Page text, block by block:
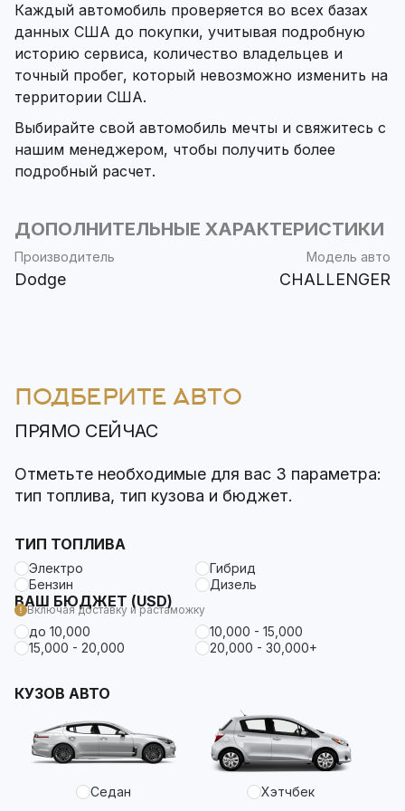
Каждый автомобиль проверяется во всех базах
данных США до покупки, учитывая подробную
историю сервиса, количество владельцев и
точный пробег, который невозможно изменить на
территории США.
Выбирайте свой автомобиль мечты и свяжитесь с
нашим менеджером, чтобы получить более
подробный расчет.
ДОПОЛНИТЕЛЬНЫЕ ХАРАКТЕРИСТИКИ
Производитель
Dodge
Модель авто
CHALLENGER
ПОДБЕРИТЕ АВТО
ПРЯМО СЕЙЧАС
Отметьте необходимые для вас 3 параметра:
тип топлива, тип кузова и бюджет.
ТИП ТОПЛИВА
Электро
Гибрид
Бензин
Дизель
ВАШ БЮДЖЕТ (USD)
Включая доставку и растаможку
до 10,000
10,000 - 15,000
15,000 - 20,000
20,000 - 30,000+
КУЗОВ АВТО
Седан Хэтчбек